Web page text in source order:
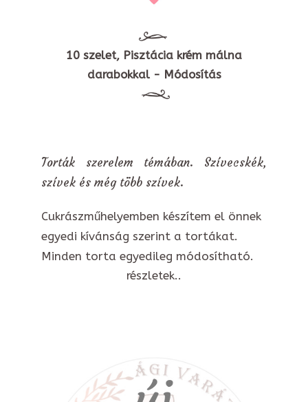
10 szelet, Pisztácia krém málna
darabokkal - Módosítás
Torták szerelem témában. Szívecskék,
szívek és még több szívek.
Cukrászműhelyemben készítem el önnek
egyedi kívánság szerint a tortákat.
Minden torta egyedileg módosítható.
részletek..